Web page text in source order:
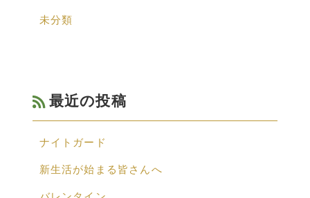
未分類
最近の投稿
ナイトガード
新生活が始まる皆さんへ